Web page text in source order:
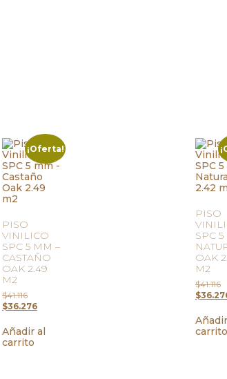
¡Oferta!
PISO
VINILICO
SPC 5 MM –
CASTAÑO
OAK 2.49
M2
$41.116
$36.276
Añadir al
carrito
PISO
SPC
OAK
M2
$41.116
$
Añadir
carrito